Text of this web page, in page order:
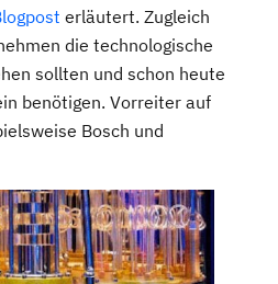
erläutert. Zugleich
die technologische
sollten und schon heute
benötigen. Vorreiter auf
Bosch und